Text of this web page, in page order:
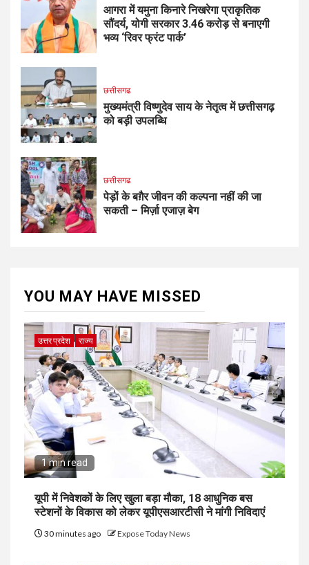
आगरा में यमुना किनारे निखरेगा प्राकृतिक
सौंदर्य, योगी सरकार 3.46 करोड़ से बनाएगी
भव्य ‘रिवर फ्रंट पार्क’
छत्तीसगढ
मुख्यमंत्री विष्णुदेव साय के नेतृत्व में छत्तीसगढ़
को बड़ी उपलब्धि
छत्तीसगढ
पेड़ों के बग़ैर जीवन की कल्पना नहीं की जा
सकती – मिर्ज़ा एजाज़ बेग
YOU MAY HAVE MISSED
उत्तर प्रदेश राज्य
1 min read
यूपी में निवेशकों के लिए खुला बड़ा मौका, 18 आधुनिक बस
स्टेशनों के विकास को लेकर यूपीएसआरटीसी ने मांगी निविदाएं
30 minutes ago Expose Today News